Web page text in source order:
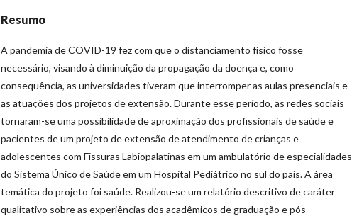
Resumo
A pandemia de COVID-19 fez com que o distanciamento físico fosse
necessário, visando à diminuição da propagação da doença e, como
consequência, as universidades tiveram que interromper as aulas presenciais e
as atuações dos projetos de extensão. Durante esse período, as redes sociais
tornaram-se uma possibilidade de aproximação dos profissionais de saúde e
pacientes de um projeto de extensão de atendimento de crianças e
adolescentes com Fissuras Labiopalatinas em um ambulatório de especialidades
do Sistema Único de Saúde em um Hospital Pediátrico no sul do país. A área
temática do projeto foi saúde. Realizou-se um relatório descritivo de caráter
qualitativo sobre as experiências dos acadêmicos de graduação e pós-